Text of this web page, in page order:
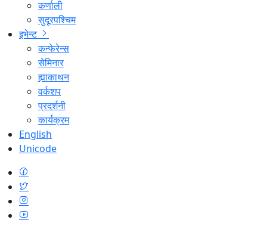
कर्णाली
सुदूरपश्चिम
इभेन्ट
कन्फेरेन्स
सेमिनार
ह्याकाथन
वर्कशप
प्रदर्शनी
कार्यक्रम
English
Unicode